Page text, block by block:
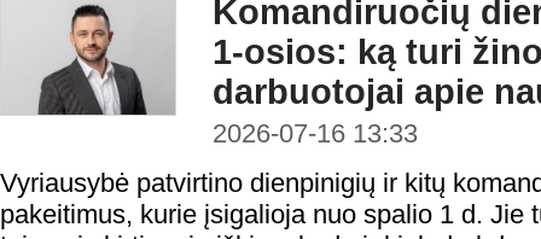
Komandiruočių
1-osios: ką turi
darbuotojai apie
2026-07-16 13:33
Vyriausybė patvirtino dienpinigių ir kitų
pakeitimus, kurie įsigalioja nuo spalio 1 d. Jie